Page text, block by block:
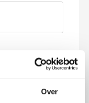
Over